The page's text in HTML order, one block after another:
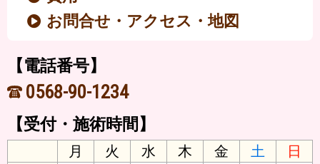
お問合せ・アクセス・地図
【電話番号】
0568-90-1234
【受付・施術時間】
月 火 水 木 金 土
日